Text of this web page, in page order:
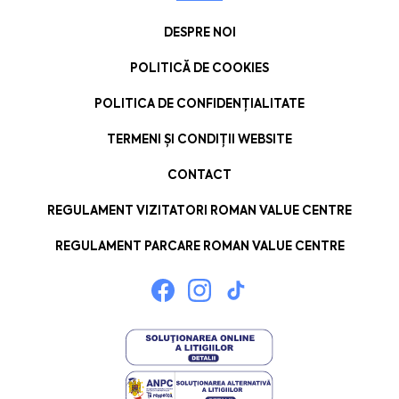
DESPRE NOI
POLITICĂ DE COOKIES
POLITICA DE CONFIDENȚIALITATE
TERMENI ȘI CONDIȚII WEBSITE
CONTACT
REGULAMENT VIZITATORI ROMAN VALUE CENTRE
REGULAMENT PARCARE ROMAN VALUE CENTRE